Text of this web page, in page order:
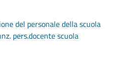
del personale della scuola
pers.docente scuola